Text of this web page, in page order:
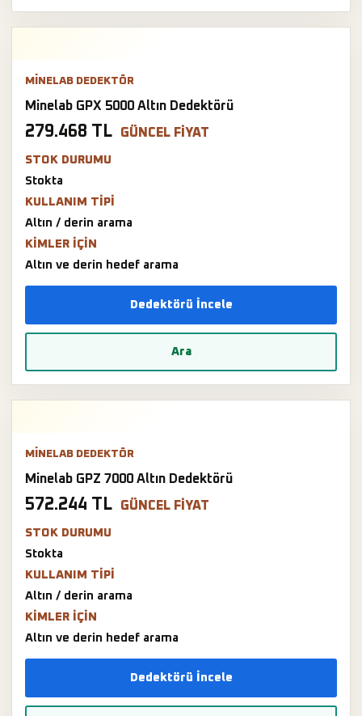
MINELAB DEDEKTÖR
Minelab GPX 5000 Altın Dedektörü
279.468 TL GÜNCEL FIYAT
STOK DURUMU
Stokta
KULLANIM TIPI
Altın / derin arama
KIMLER IÇIN
Altın ve derin hedef arama
Dedektörü İncele
Ara
MINELAB DEDEKTÖR
Minelab GPZ 7000 Altın Dedektörü
572.244 TL GÜNCEL FIYAT
STOK DURUMU
Stokta
KULLANIM TIPI
Altın / derin arama
KIMLER IÇIN
Altın ve derin hedef arama
Dedektörü İncele